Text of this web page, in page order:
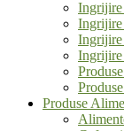
Ingrijire
Ingrijire
Ingrijire
Produse